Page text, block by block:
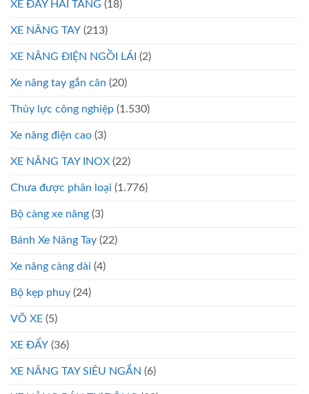
XE ĐẨY HAI TẦNG (18)
XE NÂNG TAY (213)
XE NÂNG ĐIỆN NGỒI LÁI (2)
Xe nâng tay gắn cân (20)
Thủy lực công nghiệp (1.530)
Xe nâng điện cao (3)
XE NÂNG TAY INOX (22)
Chưa được phân loại (1.776)
Bộ càng xe nâng (3)
Bánh Xe Nâng Tay (22)
Xe nâng càng dài (4)
Bộ kẹp phuy (24)
VÕ XE (5)
XE ĐẨY (36)
XE NÂNG TAY SIÊU NGẮN (6)